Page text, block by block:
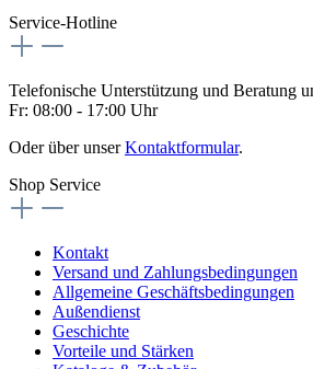
Service-Hotline
Telefonische Unterstützung und Beratung
Fr: 08:00 - 17:00 Uhr
Oder über unserKontaktformular.
Shop Service
Kontakt
Versand und Zahlungsbedingungen
Allgemeine Geschäftsbedingungen
Außendienst
Geschichte
Vorteile und Stärken